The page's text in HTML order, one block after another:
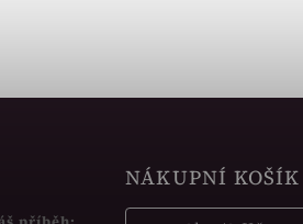
NÁKUPNÍ KOŠÍK